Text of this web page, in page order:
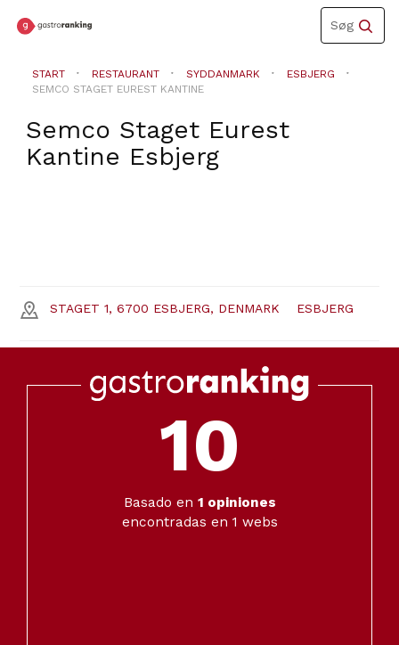
Toggle
navigation
Søg
START RESTAURANT SYDDANMARK
ESBJERG
SEMCO STAGET EUREST KANTINE
Semco Staget Eurest
Kantine Esbjerg
STAGET 1, 6700 ESBJERG, DENMARK ESBJERG
10
Basado en 1 opiniones
encontradas en 1 webs